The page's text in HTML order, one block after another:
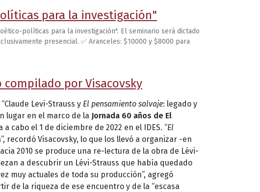
para la investigación"
políticas para la investigación". El seminario será dictado
presencial. ✅ Aranceles: $10000 y $8000 para
compilado por Visacovsky
Levi-Strauss y El pensamiento salvaje: legado y
lugar en el marco de la Jornada 60 años de El
a cabo el 1 de diciembre de 2022 en el IDES. “El
recordó Visacovsky, lo que los llevó a organizar -en
2010 se produce una re-lectura de la obra de Lévi-
a descubrir un Lévi-Strauss que había quedado
muy actuales de toda su producción”, agregó
de la riqueza de ese encuentro y de la “escasa